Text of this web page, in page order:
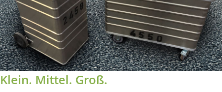
Klein. Mittel. Groß.